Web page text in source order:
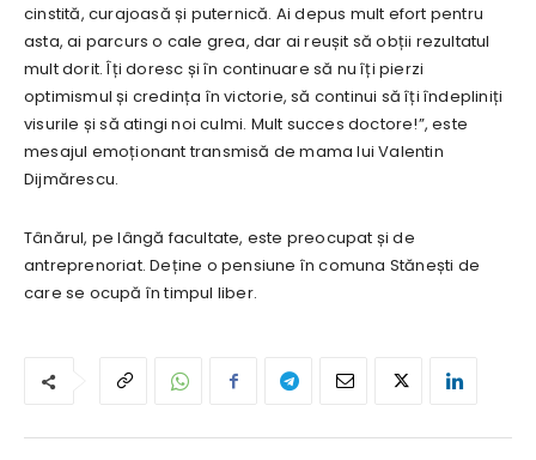
cinstită, curajoasă și puternică. Ai depus mult efort pentru
asta, ai parcurs o cale grea, dar ai reușit să obții rezultatul
mult dorit. Îți doresc și în continuare să nu îți pierzi
optimismul și credința în victorie, să continui să îți îndepliniți
visurile și să atingi noi culmi. Mult succes doctore!”, este
mesajul emoționant transmisă de mama lui Valentin
Dijmărescu.
Tânărul, pe lângă facultate, este preocupat și de
antreprenoriat. Deține o pensiune în comuna Stănești de
care se ocupă în timpul liber.